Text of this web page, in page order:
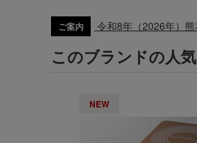
ご案内 令和8年（2026年）
このブランドの人
NEW